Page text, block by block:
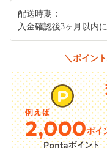
配送時期：
入金確認後3ヶ月以内
＼ポイン